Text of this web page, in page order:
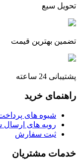
تحویل سیع
تضمین بهترین قیمت
پشتیبانی 24 ساعته
راهنمای خرید
شیوه های
رویه های
ثبت سفارش
خدمات مشتریان